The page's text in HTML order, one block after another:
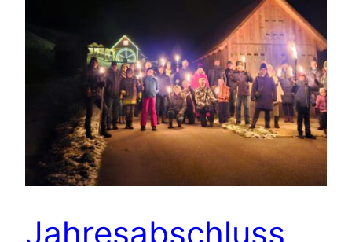
Jah­res­ab­schluss